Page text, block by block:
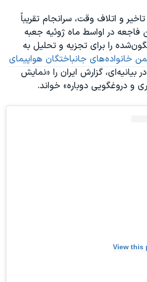
و اتلاف وقت، سرانجام تقریباً
در اواسط ماه ژوئیه جعبه
را برای تجزیه و تحلیل به
خانواده‌های جانباختگان هواپیمای
در بیانیه‌ای، گزارش ایران را «نمایش
و دروغگویی دوباره» خواند.
View this